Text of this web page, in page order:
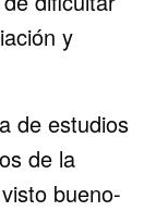
y
de estudios
de la
bueno-